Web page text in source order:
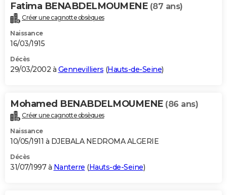
Fatima BENABDELMOUMENE (87 ans)
Créer une cagnotte obsèques
Naissance
16/03/1915
Décès
29/03/2002 à Gennevilliers (Hauts-de-Seine)
Mohamed BENABDELMOUMENE (86 ans)
Créer une cagnotte obsèques
Naissance
10/05/1911 à DJEBALA NEDROMA ALGERIE
Décès
31/07/1997 à Nanterre (Hauts-de-Seine)